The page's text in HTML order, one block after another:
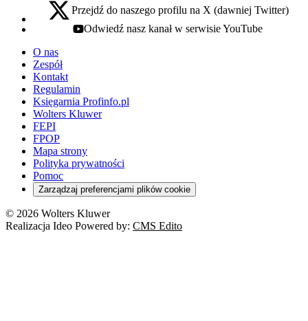
x - otwiera się w nowej karcie
Przejdź do naszego profilu na X (dawniej Twitter)
youtube - otwiera się w nowej karcie
Odwiedź nasz kanał w serwisie YouTube
O nas
Zespół
Kontakt
Regulamin
Księgarnia Profinfo.pl
Wolters Kluwer
FEPI
FPOP
Mapa strony
Polityka prywatności
Pomoc
Zarządzaj preferencjami plików cookie
© 2026 Wolters Kluwer
Realizacja Ideo Powered by: CMS Edito